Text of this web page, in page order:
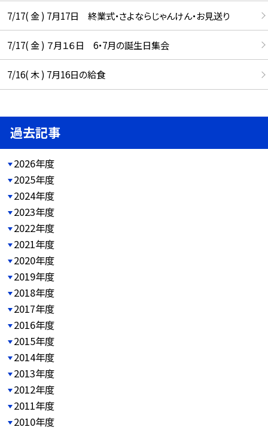
7/17( 金 ) 7月17日 終業式・さよならじゃんけん・お見送り
7/17( 金 ) ７月１６日 6・7月の誕生日集会
7/16( 木 ) 7月16日の給食
過去記事
2026年度
2025年度
2024年度
2023年度
2022年度
2021年度
2020年度
2019年度
2018年度
2017年度
2016年度
2015年度
2014年度
2013年度
2012年度
2011年度
2010年度